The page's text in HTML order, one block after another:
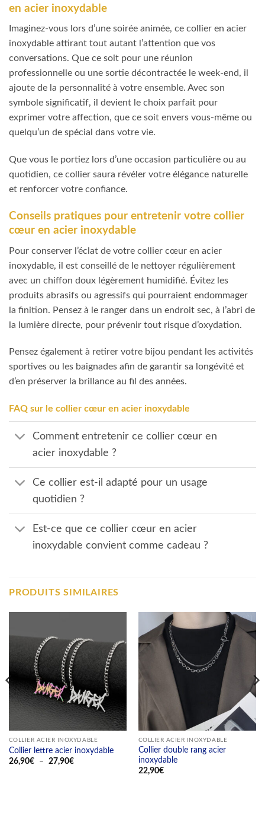
en acier inoxydable
Imaginez-vous lors d’une soirée animée, ce collier en acier
inoxydable attirant tout autant l’attention que vos
conversations. Que ce soit pour une réunion
professionnelle ou une sortie décontractée le week-end, il
ajoute de la personnalité à votre ensemble. Avec son
symbole significatif, il devient le choix parfait pour
exprimer votre affection, que ce soit envers vous-même ou
quelqu’un de spécial dans votre vie.
Que vous le portiez lors d’une occasion particulière ou au
quotidien, ce collier saura révéler votre élégance naturelle
et renforcer votre confiance.
Conseils pratiques pour entretenir votre collier
cœur en acier inoxydable
Pour conserver l’éclat de votre collier cœur en acier
inoxydable, il est conseillé de le nettoyer régulièrement
avec un chiffon doux légèrement humidifié. Évitez les
produits abrasifs ou agressifs qui pourraient endommager
la finition. Pensez à le ranger dans un endroit sec, à l’abri de
la lumière directe, pour prévenir tout risque d’oxydation.
Pensez également à retirer votre bijou pendant les activités
sportives ou les baignades afin de garantir sa longévité et
d’en préserver la brillance au fil des années.
FAQ sur le collier cœur en acier inoxydable
Comment entretenir ce collier cœur en
acier inoxydable ?
Ce collier est-il adapté pour un usage
quotidien ?
Est-ce que ce collier cœur en acier
inoxydable convient comme cadeau ?
PRODUITS SIMILAIRES
COLLIER ACIER INOXYDABLE
Collier lettre acier inoxydable
26,90€ – 27,90€Plage
COLLIER ACIER INOXYDABLE
Collier double rang acier
inoxydable
22,90€